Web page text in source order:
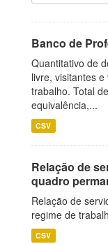
Banco de
Quantitativo de
livre, visitantes
trabalho. Total
equivalência,...
CSV
Relação de
quadro
Relação de
regime de
CSV